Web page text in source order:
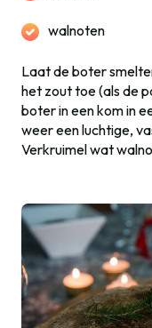
walnoten
Laat de boter
het zout toe (als de
boter in een kom in
weer een luchtige,
Verkruimel wat